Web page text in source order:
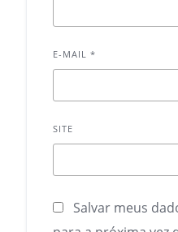
E-MAIL *
SITE
Salvar meus